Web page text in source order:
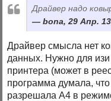
Драйвер надо
bona, 29 Апр.
Драйвер смысла нет
данных. Нужно для изи
принтера (может в
программа думала,
разрешала А4 в